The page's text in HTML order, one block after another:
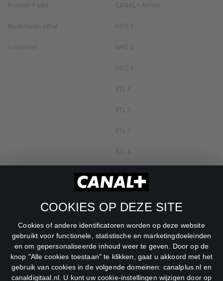
COOKIES OP DEZE SITE
Cookies of andere identificatoren worden op deze website
gebruikt voor functionele, statistische en marketingdoeleinden
en om gepersonaliseerde inhoud weer te geven. Door op de
knop "Alle cookies toestaan" te klikken, gaat u akkoord met het
gebruik van cookies in de volgende domeinen: canalplus.nl en
canaldigitaal.nl. U kunt uw cookie-instellingen wijzigen door op
Premier Padel
Nederlands elftal
Schaatsen
CANAL+ Action
NPO 1
NPO 2
NPO 3
RTL 4
RTL 5
RTL 7
RTL 8
RTL Z
SBS6
Veronica
DreamWorks Channel